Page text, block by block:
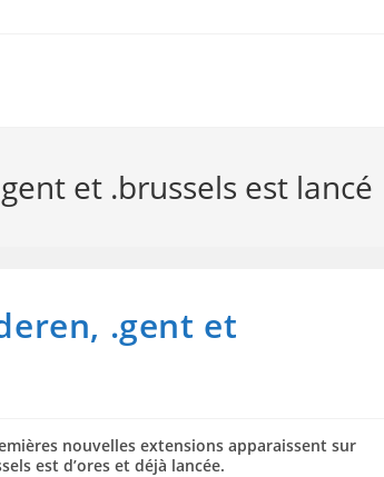
et .brussels est lancé
.gent et
nouvelles extensions apparaissent sur
est d’ores et déjà lancée.